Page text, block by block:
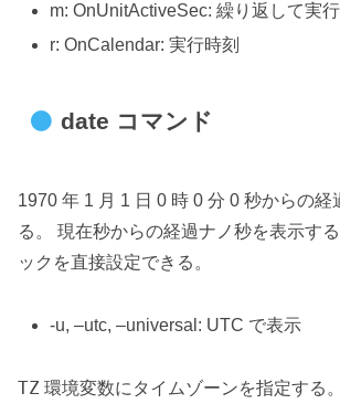
m: OnUnitActiveSec: 繰り返して実
r: OnCalendar: 実行時刻
date コマンド
1970 年 1 月 1 日 0 時 0 分 0 秒からの経
る。 現在秒からの経過ナノ秒を表示す
ックを直接設定できる。
-u, –utc, –universal: UTC で表示
TZ 環境変数にタイムゾーンを指定する